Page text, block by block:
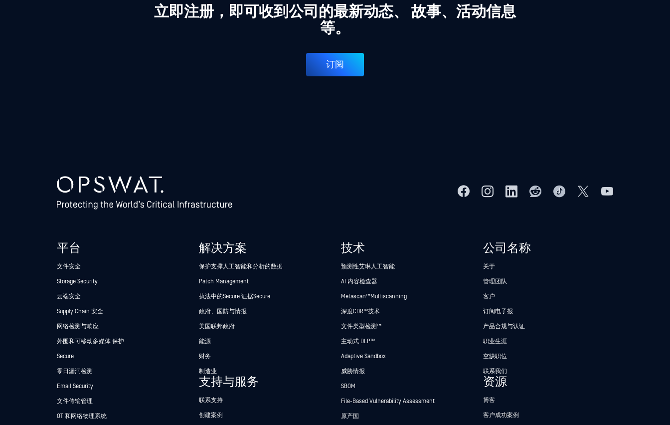
立即注册，即可收到公司的最新动态、 故事、活动信息
等。
订阅
平台
文件安全
Storage Security
云端安全
Supply Chain 安全
网络检测与响应
外围和可移动多媒体 保护
Secure
零日漏洞检测
Email Security
文件传输管理
OT 和网络物理系统
解决方案
保护支撑人工智能和分析的数据
Patch Management
执法中的Secure 证据Secure
政府、国防与情报
美国联邦政府
能源
财务
制造业
支持与服务
联系支持
创建案例
技术
预测性艾琳人工智能
AI 内容检查器
Metascan™ Multiscanning
深度CDR™技术
文件类型检测™
主动式 DLP™
Adaptive Sandbox
威胁情报
SBOM
File-Based Vulnerability Assessment
原产国
公司名称
关于
管理团队
客户
订阅电子报
产品合规与认证
职业生涯
空缺职位
联系我们
资源
博客
客户成功案例